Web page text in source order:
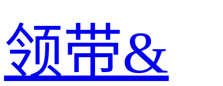
领带&